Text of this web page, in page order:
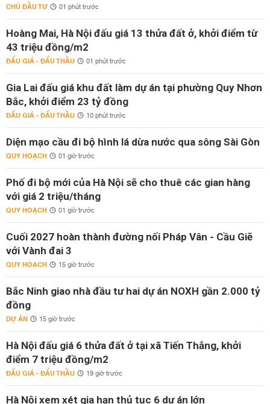
CHỦ ĐẦU TƯ 01 phút trước
Hoàng Mai, Hà Nội đấu giá 13 thửa đất ở, khởi điểm từ
43 triệu đồng/m2
ĐẤU GIÁ - ĐẤU THẦU 01 phút trước
Gia Lai đấu giá khu đất làm dự án tại phường Quy Nhơn
Bắc, khởi điểm 23 tỷ đồng
ĐẤU GIÁ - ĐẤU THẦU 10 phút trước
Diện mạo cầu đi bộ hình lá dừa nước qua sông Sài Gòn
QUY HOẠCH 01 giờ trước
Phố đi bộ mới của Hà Nội sẽ cho thuê các gian hàng
với giá 2 triệu/tháng
QUY HOẠCH 01 giờ trước
Cuối 2027 hoàn thành đường nối Pháp Vân - Cầu Giẽ
với Vành đai 3
QUY HOẠCH 15 giờ trước
Bắc Ninh giao nhà đầu tư hai dự án NOXH gần 2.000 tỷ
đồng
DỰ ÁN 15 giờ trước
Hà Nội đấu giá 6 thửa đất ở tại xã Tiến Thắng, khởi
điểm 7 triệu đồng/m2
ĐẤU GIÁ - ĐẤU THẦU 19 giờ trước
Hà Nội xem xét gia hạn thủ tục 6 dự án lớn